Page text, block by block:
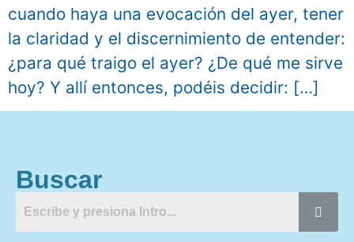
cuando haya una evocación del ayer, tener
la claridad y el discernimiento de entender:
¿para qué traigo el ayer? ¿De qué me sirve
hoy? Y allí entonces, podéis decidir: […]
Buscar